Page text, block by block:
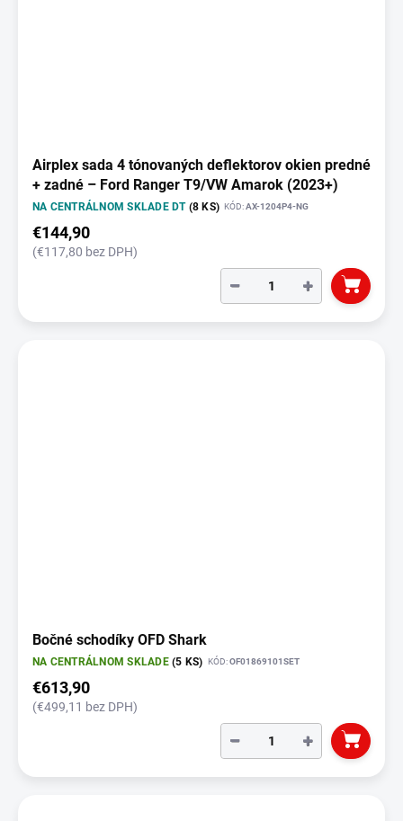
Airplex sada 4 tónovaných deflektorov okien predné
+ zadné – Ford Ranger T9/VW Amarok (2023+)
NA CENTRÁLNOM SKLADE DT (8 KS) KÓD:AX-1204P4-NG
€144,90
(€117,80 bez DPH)
+
−
Bočné schodíky OFD Shark
NA CENTRÁLNOM SKLADE(5 KS) KÓD:OF01869101SET
€613,90
(€499,11 bez DPH)
+
−